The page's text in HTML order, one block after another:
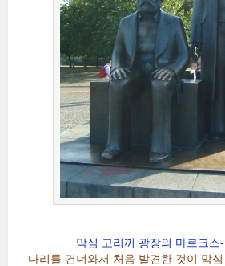
막심 고리끼 광장의 마르크스
다리를 건너와서 처음 발견한 것이 막심